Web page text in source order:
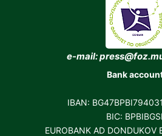
e-mail:
Bank
IBAN:
BIC:
EUROBANK AD DONDUKOV